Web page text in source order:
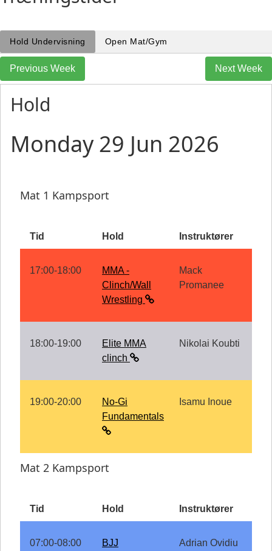
Hold Undervisning Open Mat/Gym
Previous Week Next Week
Hold
Monday 29 Jun 2026
Mat 1 Kampsport
Tid Hold Instruktører
17:00-18:00
MMA -
Clinch/Wall
Wrestling
Mack
Promanee
18:00-19:00
Elite MMA
clinch
Nikolai Koubti
19:00-20:00
No-Gi
Fundamentals
Isamu Inoue
Mat 2 Kampsport
Tid Hold Instruktører
07:00-08:00
BJJ
Adrian Ovidiu